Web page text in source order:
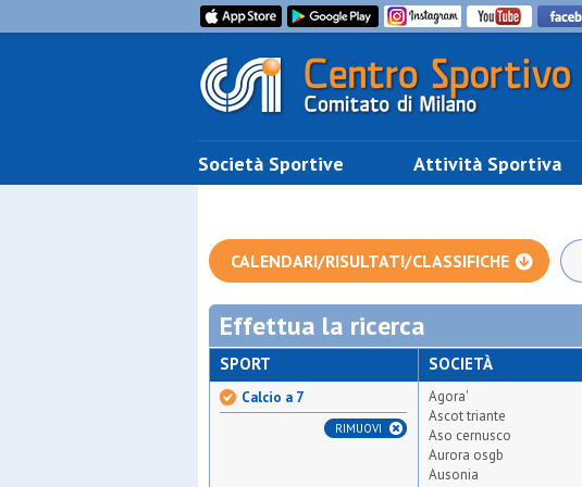
Società Sportive Attività Sportiva
CALENDARI/RISULTATI/CLASSIFICHE
Effettua la ricerca
SPORT
Calcio a 7
RIMUOVI
SOCIETÀ
Agora'
Ascot triante
Aso cernusco
Aurora osgb
Ausonia